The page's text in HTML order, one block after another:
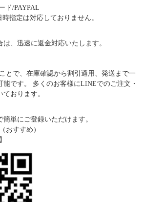
ド/PAYPAL
指定は対応しておりません。
、迅速に返金対応いたします。
とで、在庫確認から割引適用、発送まで一
能です。 多くのお客様にLINEでのご注文・
おります。
単にご登録いただけます。
おすすめ）